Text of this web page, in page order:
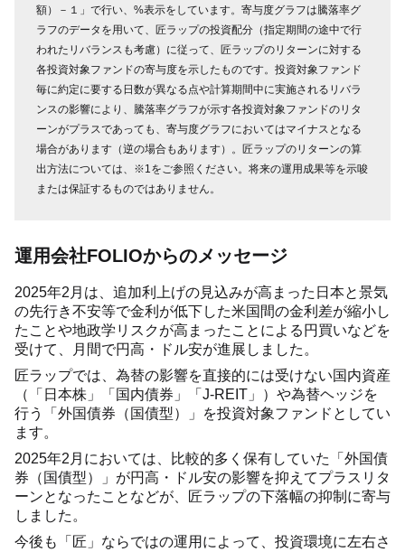
額）－１」で行い、%表示をしています。寄与度グラフは騰落率グ
ラフのデータを用いて、匠ラップの投資配分（指定期間の途中で行
われたリバランスも考慮）に従って、匠ラップのリターンに対する
各投資対象ファンドの寄与度を示したものです。投資対象ファンド
毎に約定に要する日数が異なる点や計算期間中に実施されるリバラ
ンスの影響により、騰落率グラフが示す各投資対象ファンドのリタ
ーンがプラスであっても、寄与度グラフにおいてはマイナスとなる
場合があります（逆の場合もあります）。匠ラップのリターンの算
出方法については、※1をご参照ください。将来の運用成果等を示唆
または保証するものではありません。
運用会社FOLIOからのメッセージ
2025年2月は、追加利上げの見込みが高まった日本と景気
の先行き不安等で金利が低下した米国間の金利差が縮小し
たことや地政学リスクが高まったことによる円買いなどを
受けて、月間で円高・ドル安が進展しました。
匠ラップでは、為替の影響を直接的には受けない国内資産
（「日本株」「国内債券」「J-REIT」）や為替ヘッジを
行う「外国債券（国債型）」を投資対象ファンドとしてい
ます。
2025年2月においては、比較的多く保有していた「外国債
券（国債型）」が円高・ドル安の影響を抑えてプラスリタ
ーンとなったことなどが、匠ラップの下落幅の抑制に寄与
しました。
今後も「匠」ならではの運用によって、投資環境に左右さ